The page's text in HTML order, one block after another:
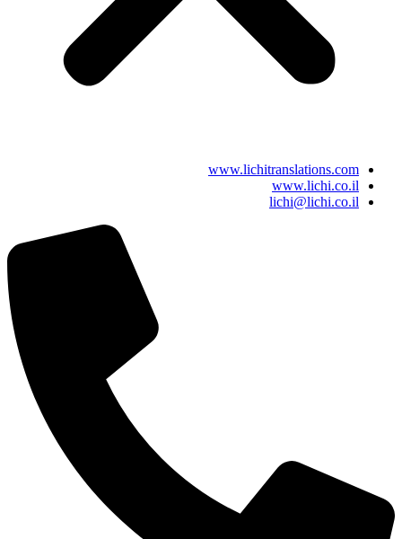
www.lichitranslations.com
www.lichi.co.il
lichi@lichi.co.il